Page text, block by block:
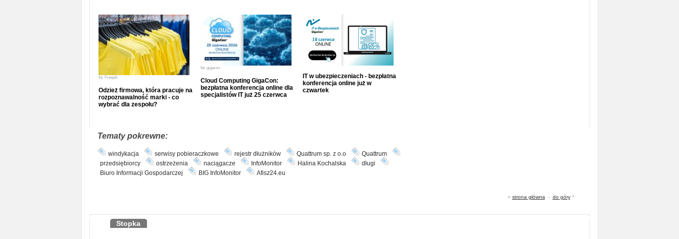
fot. Freepik
Odzież firmowa, która pracuje na
rozpoznawalność marki - co
wybrać dla zespołu?
fot. gigacon
Cloud Computing GigaCon:
bezpłatna konferencja online dla
specjalistów IT już 25 czerwca
IT w ubezpieczeniach - bezpłatna
konferencja online już w
czwartek
Tematy pokrewne:
windykacja serwisy pobieraczkowe rejestr dłużników Quattrum sp. z o.o
Quattrum
przedsiębiorcy
ostrzeżenia naciągacze InfoMonitor Halina Kochalska
długi
Biuro Informacji Gospodarczej
BIG InfoMonitor Afisz24.eu
« strona główna - do góry^
Stopka